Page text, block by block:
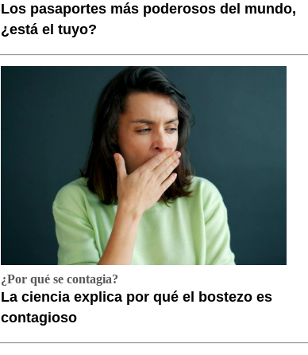
Los pasaportes más poderosos del mundo,
¿está el tuyo?
¿Por qué se contagia?
La ciencia explica por qué el bostezo es
contagioso